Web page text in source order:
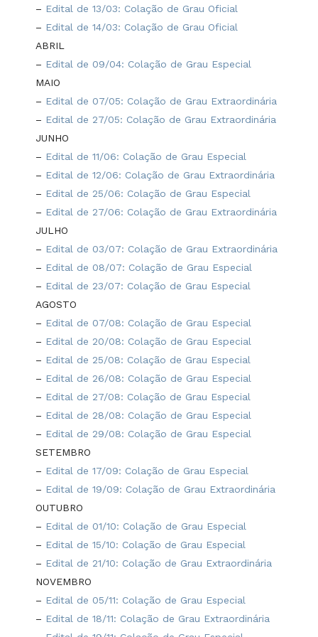
– Edital de 13/03: Colação de Grau Oficial
– Edital de 14/03: Colação de Grau Oficial
ABRIL
– Edital de 09/04: Colação de Grau Especial
MAIO
– Edital de 07/05: Colação de Grau Extraordinária
– Edital de 27/05: Colação de Grau Extraordinária
JUNHO
– Edital de 11/06: Colação de Grau Especial
– Edital de 12/06: Colação de Grau Extraordinária
– Edital de 25/06: Colação de Grau Especial
– Edital de 27/06: Colação de Grau Extraordinária
JULHO
– Edital de 03/07: Colação de Grau Extraordinária
– Edital de 08/07: Colação de Grau Especial
– Edital de 23/07: Colação de Grau Especial
AGOSTO
– Edital de 07/08: Colação de Grau Especial
– Edital de 20/08: Colação de Grau Especial
– Edital de 25/08: Colação de Grau Especial
– Edital de 26/08: Colação de Grau Especial
– Edital de 27/08: Colação de Grau Especial
– Edital de 28/08: Colação de Grau Especial
– Edital de 29/08: Colação de Grau Especial
SETEMBRO
– Edital de 17/09: Colação de Grau Especial
– Edital de 19/09: Colação de Grau Extraordinária
OUTUBRO
– Edital de 01/10: Colação de Grau Especial
– Edital de 15/10: Colação de Grau Especial
– Edital de 21/10: Colação de Grau Extraordinária
NOVEMBRO
– Edital de 05/11: Colação de Grau Especial
– Edital de 18/11: Colação de Grau Extraordinária